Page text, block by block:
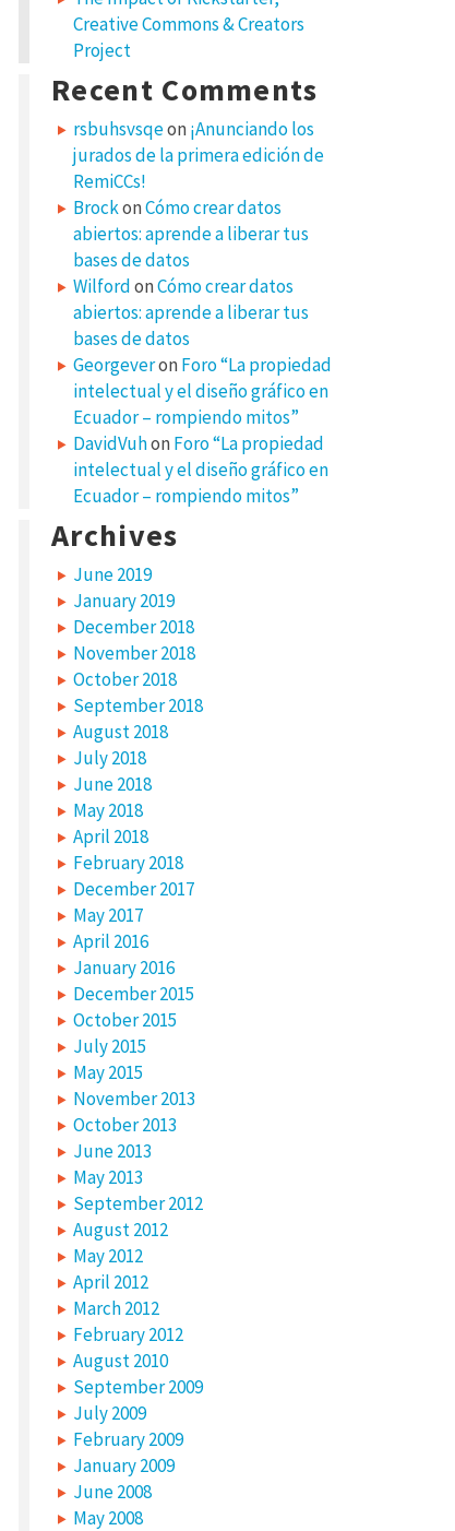
Creative Commons & Creators
Project
Recent Comments
rsbuhsvsqeon ¡Anunciando los
jurados de la primera edición de
RemiCCs!
BrockonCómo crear datos
abiertos: aprende a liberar tus
bases de datos
WilfordonCómo crear datos
abiertos: aprende a liberar tus
bases de datos
Georgeveron Foro “La propiedad
intelectual y el diseño gráfico en
Ecuador – rompiendo mitos”
DavidVuhon Foro “La propiedad
intelectual y el diseño gráfico en
Ecuador – rompiendo mitos”
Archives
June 2019
January 2019
December 2018
November 2018
October 2018
September 2018
August 2018
July 2018
June 2018
May 2018
April 2018
February 2018
December 2017
May 2017
April 2016
January 2016
December 2015
October 2015
July 2015
May 2015
November 2013
October 2013
June 2013
May 2013
September 2012
August 2012
May 2012
April 2012
March 2012
February 2012
August 2010
September 2009
July 2009
February 2009
January 2009
June 2008
May 2008